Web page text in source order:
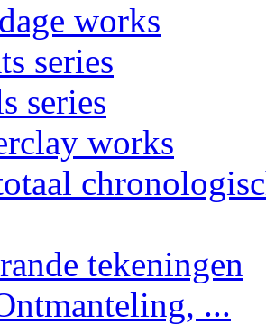
works
series
series
works
tekeningen
...